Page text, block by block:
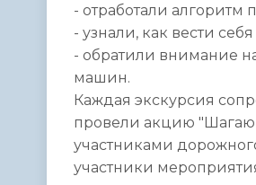
- отработали
- узнали, как вести
- обратили внимание
машин.
Каждая экскурсия
провели акцию
участниками
участники